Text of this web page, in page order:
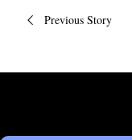
Πλοήγηση
Previous Story